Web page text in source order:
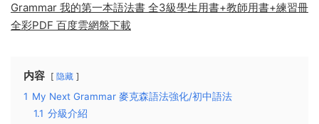
Grammar 我的第一本語法書 全3級學生用書+教師用書+練習冊
全彩PDF 百度雲網盤下載
内容 隐藏
1 My Next Grammar 麥克森語法強化/初中語法
1.1 分級介紹